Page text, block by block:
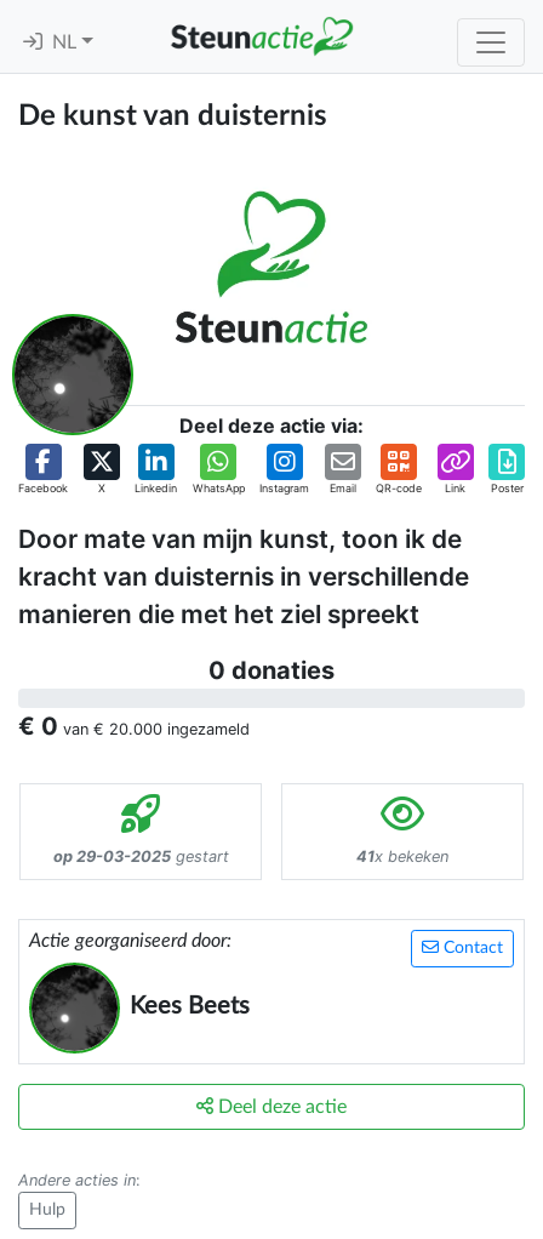
NL
De kunst van duisternis
Deel deze actie via:
Facebook X Linkedin WhatsApp Instagram Email QR-code Link Poster
Door mate van mijn kunst, toon ik de
kracht van duisternis in verschillende
manieren die met het ziel spreekt
0 donaties
€ 0 van € 20.000 ingezameld
op 29-03-2025gestart 41x bekeken
Contact
Actie georganiseerd door:
Kees Beets
Deel deze actie
Andere acties in:
Hulp